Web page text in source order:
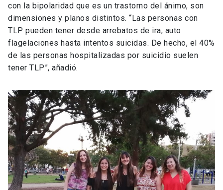
con la bipolaridad que es un trastorno del ánimo, son
dimensiones y planos distintos. “Las personas con
TLP pueden tener desde arrebatos de ira, auto
flagelaciones hasta intentos suicidas. De hecho, el 40%
de las personas hospitalizadas por suicidio suelen
tener TLP”, añadió.